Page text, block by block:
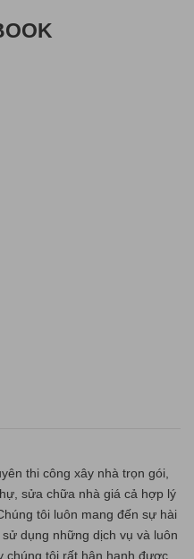
thi công xây nhà trọn gói,
sửa chữa nhà giá cả hợp lý
tôi luôn mang đến sự hài
dụng những dịch vụ và luôn
chúng tôi rất hân hạnh được